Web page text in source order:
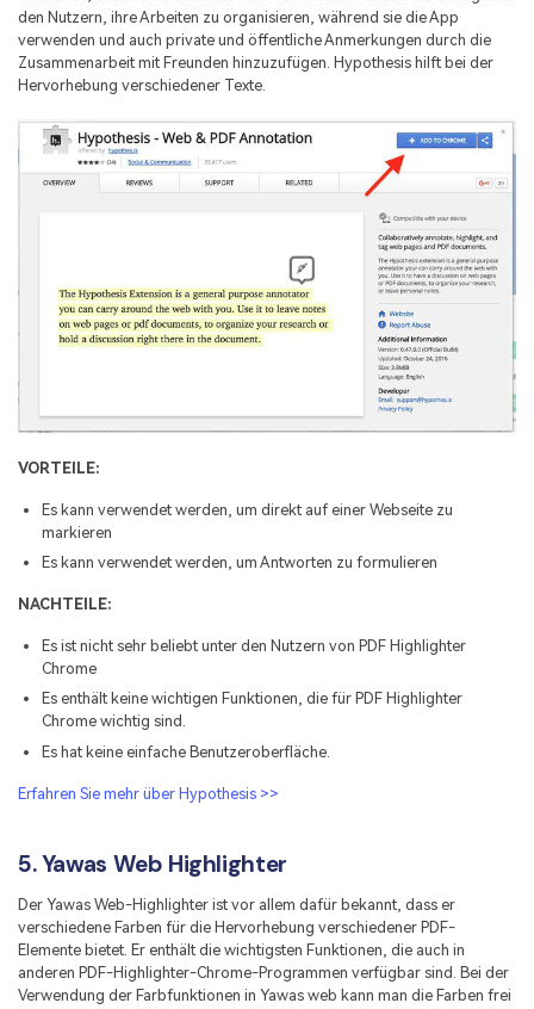
den Nutzern, ihre Arbeiten zu organisieren, während sie die App
verwenden und auch private und öffentliche Anmerkungen durch die
Zusammenarbeit mit Freunden hinzuzufügen. Hypothesis hilft bei der
Hervorhebung verschiedener Texte.
VORTEILE:
Es kann verwendet werden, um direkt auf einer Webseite zu
markieren
Es kann verwendet werden, um Antworten zu formulieren
NACHTEILE:
Es ist nicht sehr beliebt unter den Nutzern von PDF Highlighter
Chrome
Es enthält keine wichtigen Funktionen, die für PDF Highlighter
Chrome wichtig sind.
Es hat keine einfache Benutzeroberfläche.
Erfahren Sie mehr über Hypothesis >>
5. Yawas Web Highlighter
Der Yawas Web-Highlighter ist vor allem dafür bekannt, dass er
verschiedene Farben für die Hervorhebung verschiedener PDF-
Elemente bietet. Er enthält die wichtigsten Funktionen, die auch in
anderen PDF-Highlighter-Chrome-Programmen verfügbar sind. Bei der
Verwendung der Farbfunktionen in Yawas web kann man die Farben frei